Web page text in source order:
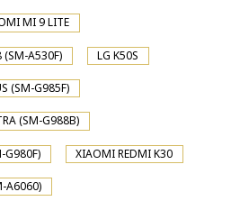
MI 9 LITE
(SM-A530F) LG K50S
(SM-G985F)
(SM-G988B)
G980F) XIAOMI REDMI K30
A6060)